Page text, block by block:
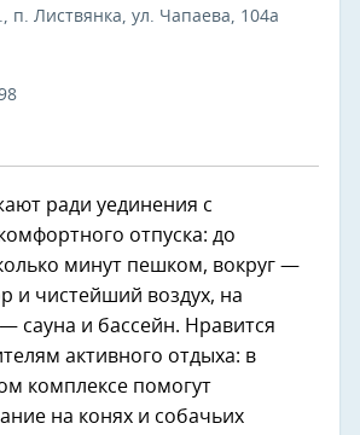
п. Листвянка, ул. Чапаева, 104а
ради уединения с
отпуска: до
минут пешком, вокруг —
и чистейший воздух, на
сауна и бассейн. Нравится
активного отдыха: в
комплексе помогут
на конях и собачьих